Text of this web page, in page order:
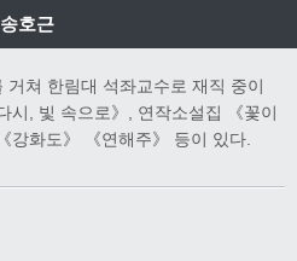
송호근
거쳐 한림대 석좌교수로 재직 중이
시, 빛 속으로》, 연작소설집 《꽃이
강화도》 《연해주》 등이 있다.